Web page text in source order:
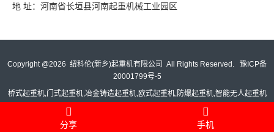
地 址：河南省长垣县河南起重机械工业园区
Copyright @2026 纽科伦(新乡)起重机有限公司 All Rights Reserved. 豫ICP备
20001799号-5
桥式起重机,门式起重机,冶金铸造起重机,欧式起重机,防爆起重机,智能无人起重机
分享 手机